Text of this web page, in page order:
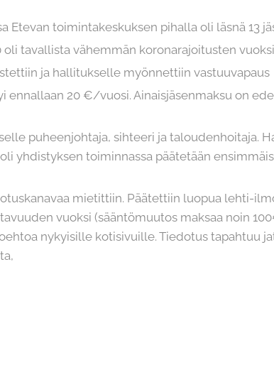
Etevan toimintakeskuksen pihalla oli läsnä 13
oli tavallista vähemmän koronarajoitusten vuoksi
ja hallitukselle myönnettiin vastuuvapaus
ennallaan 20 €/vuosi. Ainaisjäsenmaksu on
puheenjohtaja, sihteeri ja taloudenhoitaja.
yhdistyksen toiminnassa päätetään
mietittiin. Päätettiin luopua lehti-
vuoksi (sääntömuutos maksaa noin
nykyisille kotisivuille. Tiedotus tapahtuu